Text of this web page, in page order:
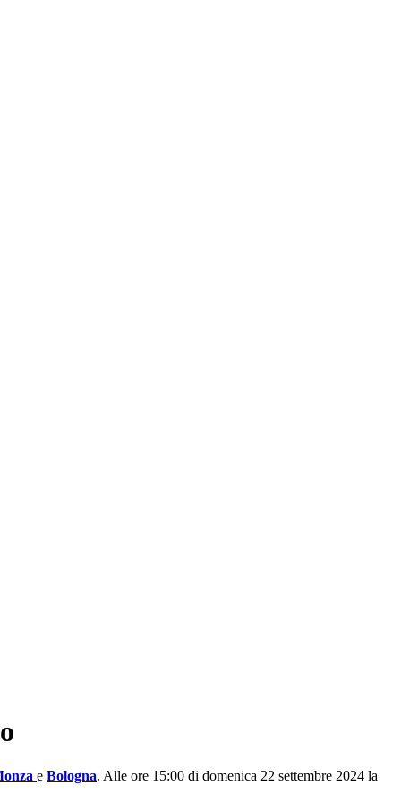
e Bologna. Alle ore 15:00 di domenica 22 settembre 2024 la